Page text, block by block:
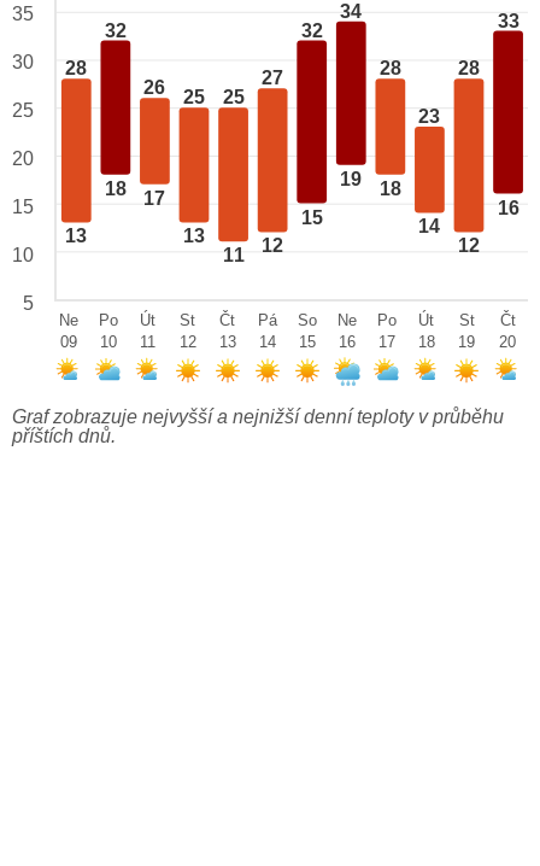
28
13
32
18
26
17
25
13
25
11
27
12
32
15
34
19
28
18
23
14
28
12
33
16
35
30
25
20
15
10
5
Ne
09
Po
10
Út
11
St
12
Čt
13
Pá
14
So
15
Ne
16
Po
17
Út
18
St
19
Čt
20
Graf zobrazuje nejvyšší a nejnižší denní teploty v průběhu
příštích dnů.